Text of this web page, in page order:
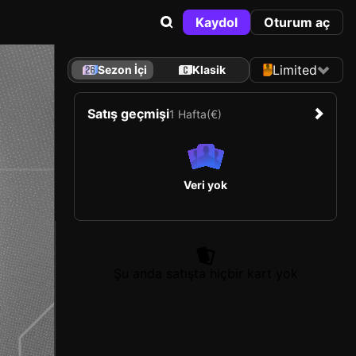
Kaydol Oturum aç
Sezon İçi Klasik Limited
Satış geçmişi1 Hafta(€)
Veri yok